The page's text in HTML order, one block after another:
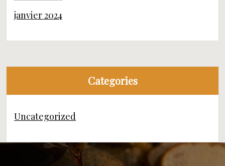
janvier 2024
Categories
Uncategorized